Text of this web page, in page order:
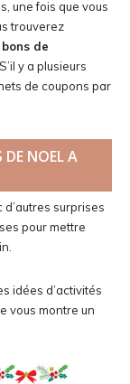
une fois que vous
trouverez
de
. S’il y a plusieurs
de coupons par
DE NOEL A
surprises
pour mettre
idées d’activités
vous montre un